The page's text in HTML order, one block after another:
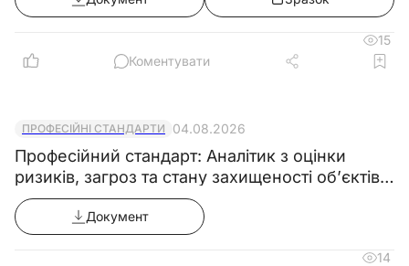
15
Коментувати
ПРОФЕСІЙНІ СТАНДАРТИ 04.08.2026
Професійний стандарт: Аналітик з оцінки
ризиків, загроз та стану захищеності об’єктів
критичної інфраструктури
Документ
14